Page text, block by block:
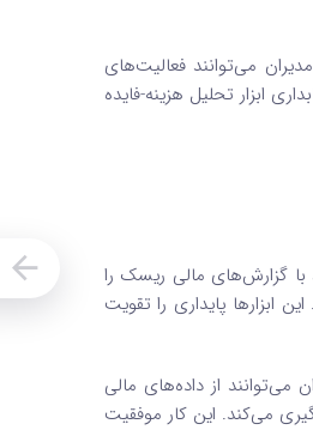
می‌توانند فعالیت‌های
ابزار تحلیل هزینه-فایده
گزارش‌های مالی ریسک را
ابزارها پایداری را تقویت
از داده‌های مالی
می‌کند. این کار موفقیت